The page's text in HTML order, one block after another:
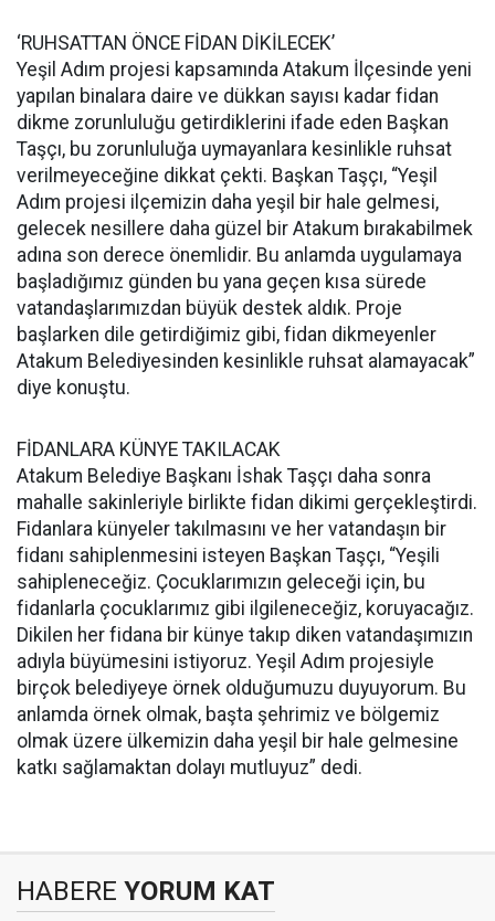
‘RUHSATTAN ÖNCE FİDAN DİKİLECEK’
Yeşil Adım projesi kapsamında Atakum İlçesinde yeni
yapılan binalara daire ve dükkan sayısı kadar fidan
dikme zorunluluğu getirdiklerini ifade eden Başkan
Taşçı, bu zorunluluğa uymayanlara kesinlikle ruhsat
verilmeyeceğine dikkat çekti. Başkan Taşçı, “Yeşil
Adım projesi ilçemizin daha yeşil bir hale gelmesi,
gelecek nesillere daha güzel bir Atakum bırakabilmek
adına son derece önemlidir. Bu anlamda uygulamaya
başladığımız günden bu yana geçen kısa sürede
vatandaşlarımızdan büyük destek aldık. Proje
başlarken dile getirdiğimiz gibi, fidan dikmeyenler
Atakum Belediyesinden kesinlikle ruhsat alamayacak”
diye konuştu.
FİDANLARA KÜNYE TAKILACAK
Atakum Belediye Başkanı İshak Taşçı daha sonra
mahalle sakinleriyle birlikte fidan dikimi gerçekleştirdi.
Fidanlara künyeler takılmasını ve her vatandaşın bir
fidanı sahiplenmesini isteyen Başkan Taşçı, “Yeşili
sahipleneceğiz. Çocuklarımızın geleceği için, bu
fidanlarla çocuklarımız gibi ilgileneceğiz, koruyacağız.
Dikilen her fidana bir künye takıp diken vatandaşımızın
adıyla büyümesini istiyoruz. Yeşil Adım projesiyle
birçok belediyeye örnek olduğumuzu duyuyorum. Bu
anlamda örnek olmak, başta şehrimiz ve bölgemiz
olmak üzere ülkemizin daha yeşil bir hale gelmesine
katkı sağlamaktan dolayı mutluyuz” dedi.
HABERE YORUM KAT